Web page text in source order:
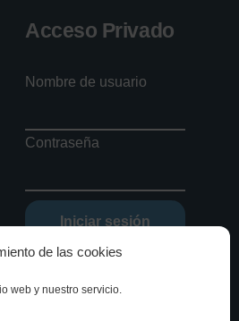
de las cookies
web y nuestro servicio.
Acceso Privado
Nombre de usuario
Contraseña
Olvidé mi contraseña